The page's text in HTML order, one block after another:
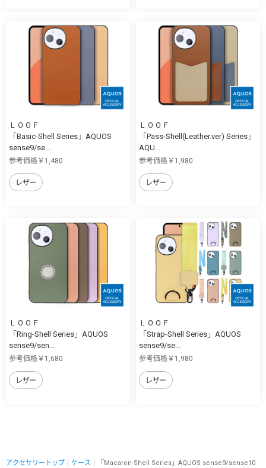
ＬＯＯＦ
「Basic-Shell Series」AQUOS
sense9/se...
参考価格￥1,480
レザー
ＬＯＯＦ
「Pass-Shell(Leather.ver) Series」
AQU...
参考価格￥1,980
レザー
ＬＯＯＦ
「Ring-Shell Series」AQUOS
sense9/sen...
参考価格￥1,680
レザー
ＬＯＯＦ
「Strap-Shell Series」AQUOS
sense9/se...
参考価格￥1,980
レザー
アクセサリートップ ケース ｜「Macaron-Shell Series」AQUOS sense9/sense10